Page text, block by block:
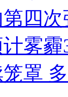
四
雾
罩